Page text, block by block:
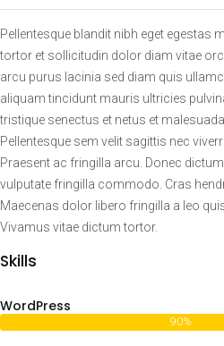
Pellentesque blandit nibh eget egestas
tortor et sollicitudin dolor diam vitae
arcu purus lacinia sed diam quis
aliquam tincidunt mauris ultricies
tristique senectus et netus et
Pellentesque sem velit sagittis nec
Praesent ac fringilla arcu. Donec
vulputate fringilla commodo. Cras
Maecenas dolor libero fringilla a leo
Vivamus vitae dictum tortor.
Skills
WordPress
90%